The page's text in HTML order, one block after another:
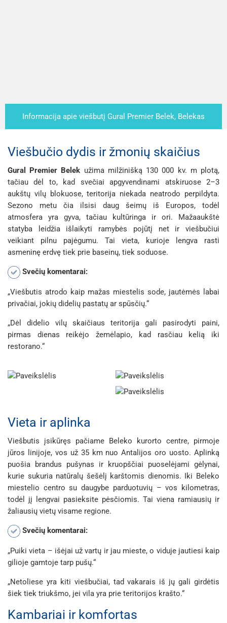
Informacija apie viešbutį Gural Premier Belek, Belekas
Viešbučio dydis ir žmonių skaičius
Gural Premier Belek užima milžinišką 130 000 kv. m plotą,
tačiau dėl to, kad svečiai apgyvendinami atskiruose 2–3
aukštų vilų blokuose, teritorija niekada neatrodo perpildyta.
Sezono metu čia ilsisi daug šeimų iš Europos, todėl
atmosfera yra gyva, tačiau kultūringa ir ori. Mažaaukštė
statyba leidžia išlaikyti ramybės pojūtį net ir viešbučiui
veikiant pilnu pajėgumu. Tai vieta, kurioje lengva rasti
asmeninę erdvę tiek prie baseinų, tiek soduose.
Svečių komentarai:
„Viešbutis atrodo kaip mažas miestelis sode, jautėmės labai
privačiai, jokių didelių pastatų ar spūsčių.“
„Dėl didelio vilų skaičiaus teritorija gali pasirodyti paini,
pirmas dienas reikėjo žemėlapio, kad rasčiau kelią iki
restorano.“
Vieta ir aplinka
Viešbutis įsikūręs pačiame Beleko kurorto centre, pirmoje
jūros linijoje, vos už 35 km nuo Antalijos oro uosto. Aplinką
puošia brandus pušynas ir kruopščiai puoselėjami gėlynai,
kurie sukuria natūralų šešėlį karštomis dienomis. Iki Beleko
miestelio centro su daugybe parduotuvių – vos kilometras,
todėl jį lengvai pasieksite pėsčiomis. Tai viena ramiausių ir
žaliausių vietų visame regione.
Svečių komentarai:
„Puiki vieta – išėjai už vartų ir jau mieste, o viduje jautiesi kaip
gilioje gamtoje tarp pušų.“
„Netoliese yra kiti viešbučiai, tad vakarais iš jų gali girdėtis
šiek tiek triukšmo, jei vila yra prie teritorijos krašto.“
Kambariai ir komfortas